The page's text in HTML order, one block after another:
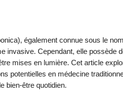
également connue sous le
invasive. Cependant, elle possède
mises en lumière. Cet article
potentielles en médecine
bien-être quotidien.